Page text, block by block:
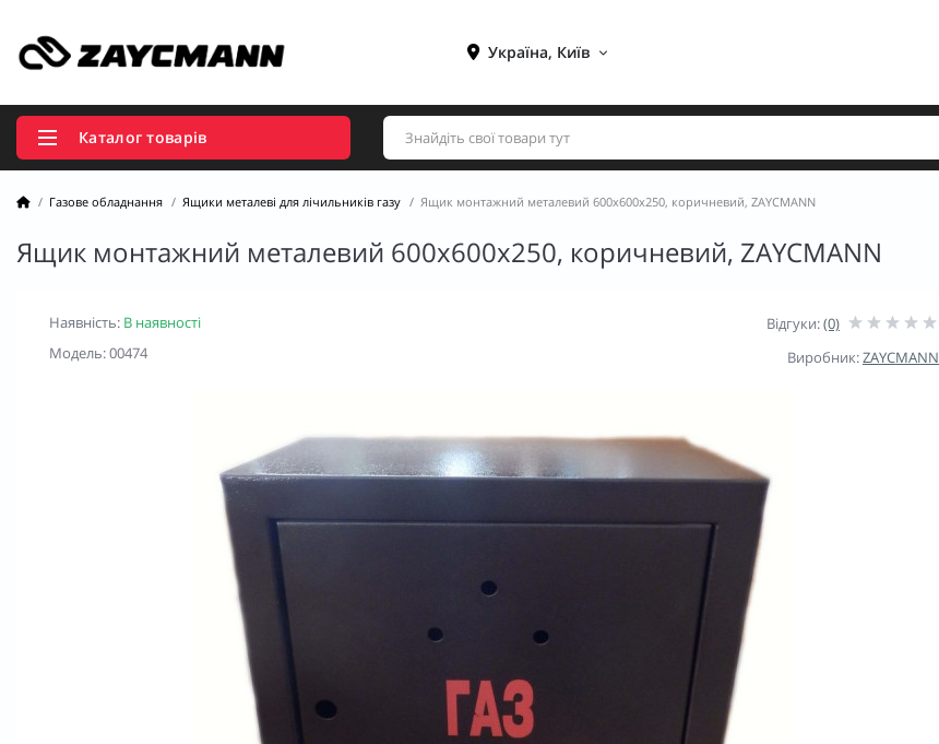
Україна, Київ
Каталог товарів
Газове обладнання Ящики металеві для лічильників газу Ящик монтажний металевий 600х600х250, коричневий, ZAYCMANN
Ящик монтажний металевий 600х600х250, коричневий, ZAYCMANN
Наявність: В наявності
Модель: 00474
Відгуки:(0)
Виробник:ZAYCMANN